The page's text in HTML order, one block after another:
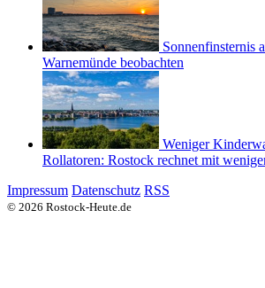
Sonnenfinsternis
Warnemünde beobachten
Weniger
Rollatoren: Rostock rechnet mit
Impressum Datenschutz RSS
© 2026 Rostock-Heute.de